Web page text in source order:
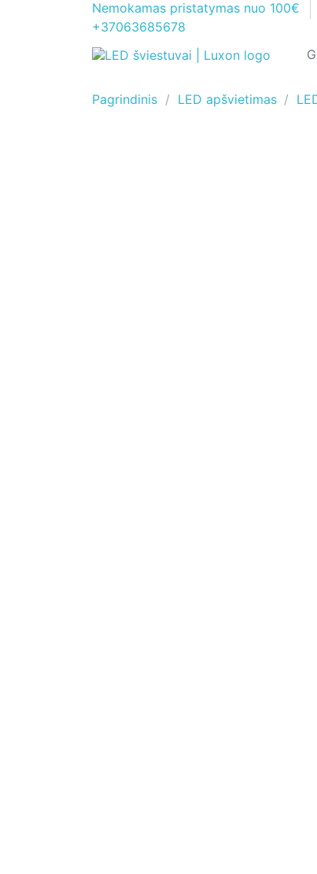
Nemokamas pristatymas nuo 100€
+37063685678
Pagrindinis LED apšvietimas